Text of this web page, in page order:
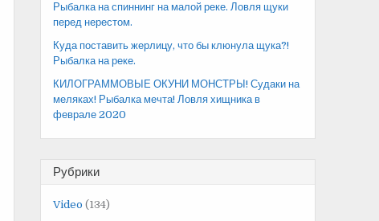
Рыбалка на спиннинг на малой реке. Ловля щуки
перед нерестом.
Куда поставить жерлицу, что бы клюнула щука?!
Рыбалка на реке.
КИЛОГРАММОВЫЕ ОКУНИ МОНСТРЫ! Судаки на
меляках! Рыбалка мечта! Ловля хищника в
феврале 2020
Рубрики
Video (134)